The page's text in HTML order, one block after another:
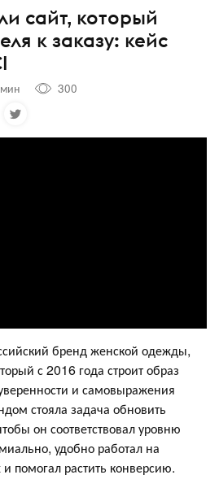
сайт, который
к заказу: кейс
300
бренд женской одежды,
с 2016 года строит образ
и самовыражения
стояла задача обновить
он соответствовал уровню
удобно работал на
помогал растить конверсию.